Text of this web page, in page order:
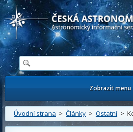
Česká astronomická společnost -
Zobrazit menu
Úvodní strana > Články > Ostatní >